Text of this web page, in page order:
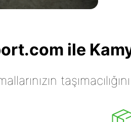
ile